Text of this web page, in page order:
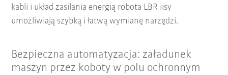
kabli i układ zasilania energią robota LBR iisy
umożliwiają szybką i łatwą wymianę narzędzi.
Bezpieczna automatyzacja: załadunek
maszyn przez koboty w polu ochronnym